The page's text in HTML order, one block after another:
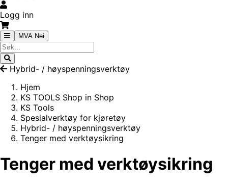
Logg inn
MVA Nei
Hybrid- / høyspenningsverktøy
Hjem
KS TOOLS Shop in Shop
KS Tools
Spesialverktøy for kjøretøy
Hybrid- / høyspenningsverktøy
Tenger med verktøysikring
Tenger med verktøysikring